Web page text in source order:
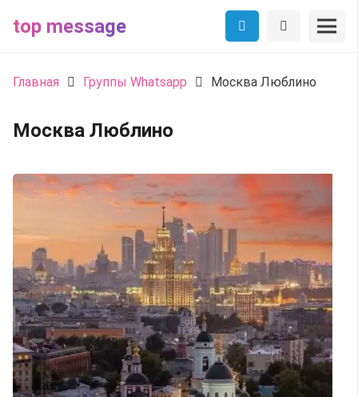
top message
Главная Группы Whatsapp Москва Люблино
Москва Люблино